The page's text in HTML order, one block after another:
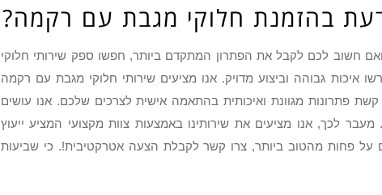
בהזמנת חלוקי מגבת עם רקמה?
חשוב לכם לקבל את הפתרון המתקדם ביותר, חפשו ספק שירותי חלוקי
איכות גבוהה וביצוע מדויק. אנו מציעים שירותי חלוקי מגבת עם רקמה
פתרונות מגוונת ואיכותית בהתאמה אישית לצרכים שלכם. אנו עושים
לכך, אנו מציעים את שירותינו באמצעות צוות מקצועי המציע ייעוץ
על פחות מהטוב ביותר, צרו קשר לקבלת הצעה אטרקטיבית!. כי שביעות